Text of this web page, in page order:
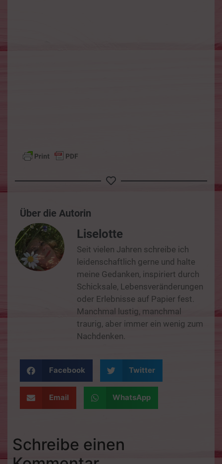
Über die Autorin
Liselotte
Seit vielen Jahren schreibe ich
leidenschaftlich gerne und halte
meine Gedanken, inspiriert durch
Schicksale, Lebensveränderungen
oder Erlebnisse auf Papier fest.
Manchmal lustig, manchmal
traurig, aber immer ein wenig zum
Nachdenken.
Facebook Twitter
Email WhatsApp
Schreibe einen